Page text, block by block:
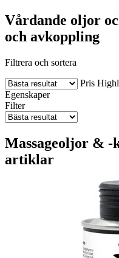
Vårdande oljor
och avkoppling
Filtrera och sortera
Pris
Egenskaper
Filter
Massageoljor & -
artiklar